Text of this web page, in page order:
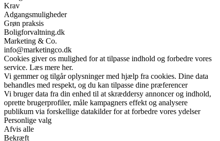
Krav
Adgangsmuligheder
Grøn praksis
Boligforvaltning.dk
Marketing & Co.
info@marketingco.dk
Cookies giver os mulighed for at tilpasse indhold og forbedre vores
service. Læs mere her.
Vi gemmer og tilgår oplysninger med hjælp fra cookies. Dine data
behandles med respekt, og du kan tilpasse dine præferencer
Vi bruger data fra din enhed til at skræddersy annoncer og indhold,
oprette brugerprofiler, måle kampagners effekt og analysere
publikum via forskellige datakilder for at forbedre vores ydelser
Personlige valg
Afvis alle
Bekræft